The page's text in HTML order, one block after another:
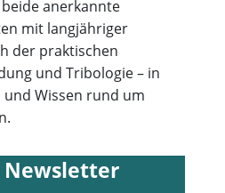
anerkannte
mit langjähriger
der praktischen
und Tribologie – in
und Wissen rund um
Newsletter